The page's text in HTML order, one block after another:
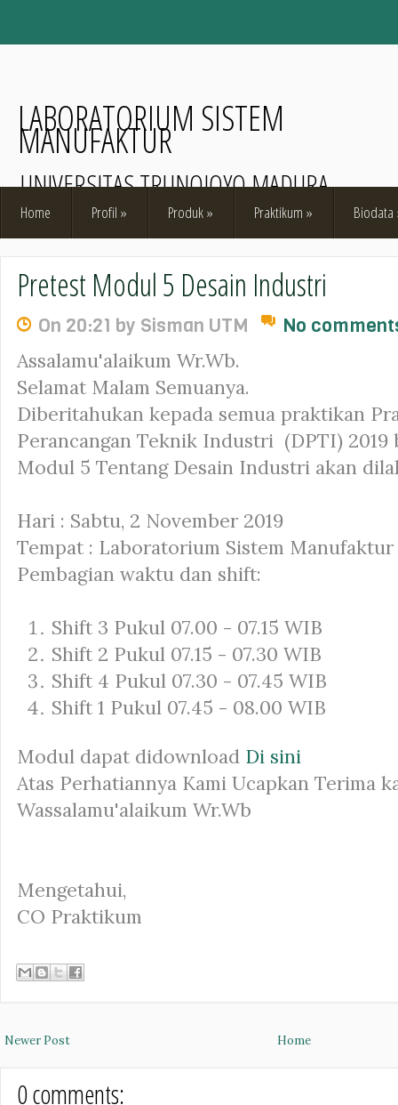
LABORATORIUM SISTEM
MANUFAKTUR
UNIVERSITAS TRUNOJOYO MADURA
Home Profil » Produk» Praktikum » Biodata
Pretest Modul 5 Desain Industri
On 20:21 by Sisman UTM No
Assalamu'alaikum Wr.Wb.
Selamat Malam Semuanya.
Diberitahukan kepada semua praktikan
Perancangan Teknik Industri (DPTI) 2019
Modul 5 Tentang Desain Industri akan
Hari : Sabtu, 2 November 2019
Tempat : Laboratorium Sistem Manufaktur
Pembagian waktu dan shift:
Shift 3 Pukul 07.00 - 07.15 WIB
Shift 2 Pukul 07.15 - 07.30 WIB
Shift 4 Pukul 07.30 - 07.45 WIB
Shift 1 Pukul 07.45 - 08.00 WIB
Modul dapat didownload Di sini
Atas Perhatiannya Kami Ucapkan Terima
Wassalamu'alaikum Wr.Wb
Mengetahui,
CO Praktikum
Newer Post Home
0 comments: